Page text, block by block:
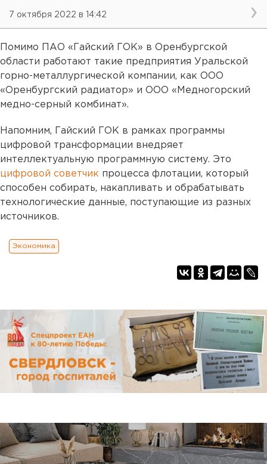
7 октября 2022 в 14:42
Помимо ПАО «Гайский ГОК» в Оренбургской
области работают такие предприятия Уральской
горно-металлургической компании, как ООО
«Оренбургский радиатор» и ООО «Медногорский
медно-серный комбинат».
Напомним, Гайский ГОК в рамках программы
цифровой трансформации внедряет
интеллектуальную программную систему. Это
цифровой советчик процесса флотации, который
способен собирать, накапливать и обрабатывать
технологические данные, поступающие из разных
источников.
Экономика